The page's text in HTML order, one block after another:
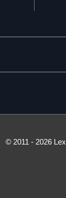
© 2011 - 2026